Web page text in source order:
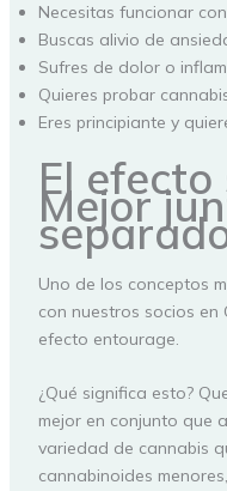
Necesitas funcionar
Buscas alivio de
Sufres de dolor o
Quieres probar
Eres principiante y
El
Mejor
Uno de los conceptos
con nuestros socios en
efecto entourage.
¿Qué significa esto?
mejor en conjunto que
variedad de cannabis
cannabinoides